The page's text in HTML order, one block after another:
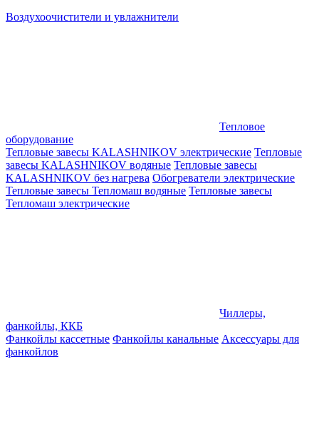
Воздухоочистители и увлажнители
Тепловое
оборудование
Тепловые завесы KALASHNIKOV электрические Тепловые
завесы KALASHNIKOV водяные Тепловые завесы
KALASHNIKOV без нагрева Обогреватели электрические
Тепловые завесы Тепломаш водяные Тепловые завесы
Тепломаш электрические
Чиллеры,
фанкойлы, ККБ
Фанкойлы кассетные Фанкойлы канальные Аксессуары для
фанкойлов